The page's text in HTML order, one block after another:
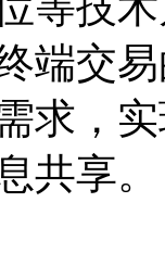
端交
求，
共享。